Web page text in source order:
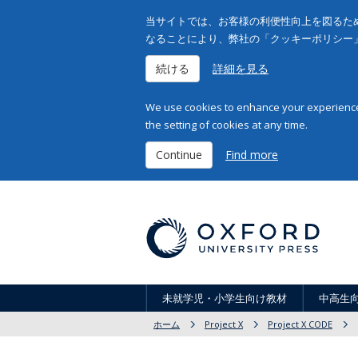
当サイトでは、お客様の利便性向上を図る
なることにより、弊社の「クッキーポリシ
続ける 詳細を見る
We use cookies to enhance your
the setting of cookies at any time.
Continue Find more
未就学児・小学生向け教材 中高生
ホーム Project X Project X CODE